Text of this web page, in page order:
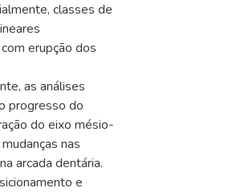
classes de
erupção dos
as análises
progresso do
do eixo mésio-
nas
arcada dentária.
e